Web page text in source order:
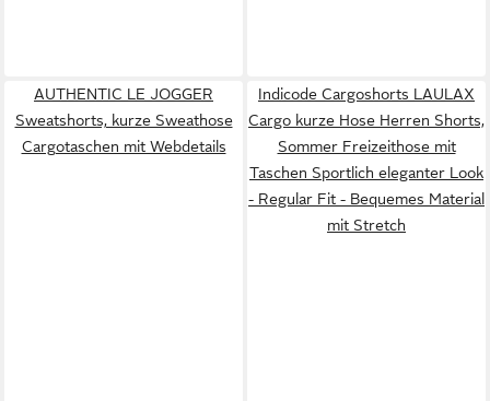
AUTHENTIC LE JOGGER
Sweatshorts, kurze Sweathose
Cargotaschen mit Webdetails
Indicode Cargoshorts LAULAX
Cargo kurze Hose Herren Shorts,
Sommer Freizeithose mit
Taschen Sportlich eleganter Look
- Regular Fit - Bequemes Material
mit Stretch